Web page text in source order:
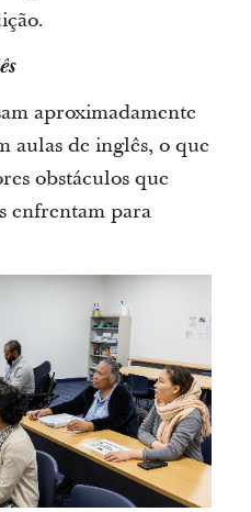
aproximadamente
aulas de inglês, o que
obstáculos que
enfrentam para